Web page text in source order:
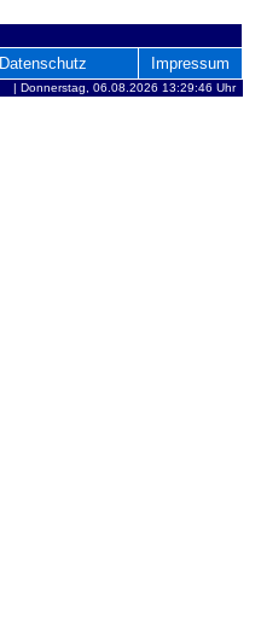
Datenschutz Impressum
| Donnerstag, 06.08.2026 13:29:46 Uhr